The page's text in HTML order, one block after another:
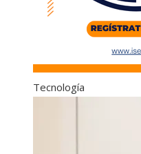
Tecnología